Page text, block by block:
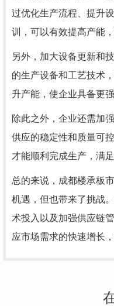
过优化生产流程、提升
训，可以有效提高产能
另外，加大设备更新和
的生产设备和工艺技术
升产能，使企业具备更
除此之外，企业还需加
供应的稳定性和质量可
才能顺利完成生产，满足
总的来说，成都楼承板
机遇，但也带来了挑战
术投入以及加强供应链
应市场需求的快速增长